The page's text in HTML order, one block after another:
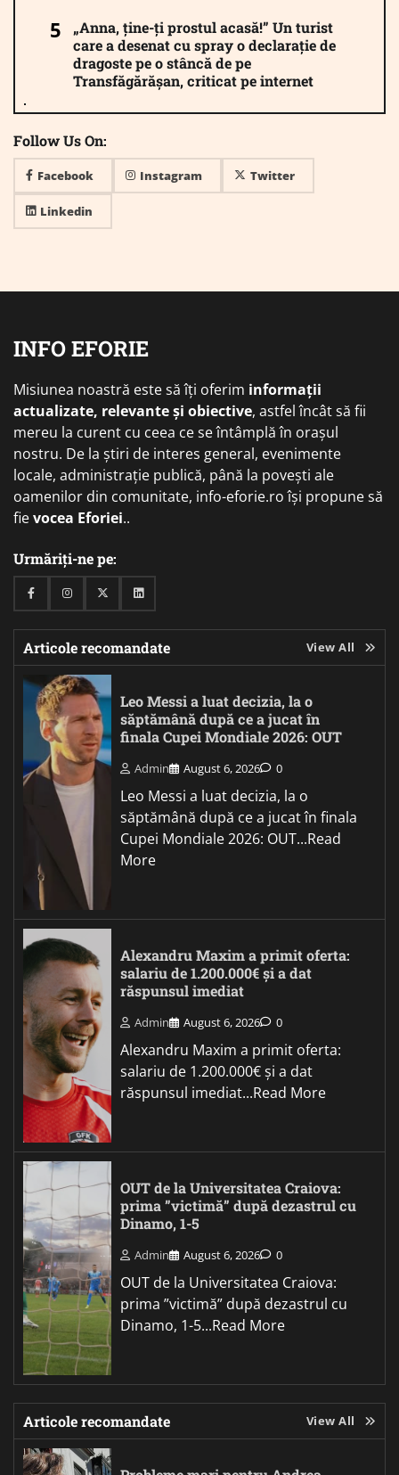
„Anna, ține-ți prostul acasă!” Un turist
care a desenat cu spray o declarație de
dragoste pe o stâncă de pe
Transfăgărășan, criticat pe internet
Follow Us On:
Facebook Instagram Twitter
Linkedin
INFO EFORIE
Misiunea noastră este să îți oferim informații
actualizate, relevante și obiective, astfel încât să fii
mereu la curent cu ceea ce se întâmplă în orașul
nostru. De la știri de interes general, evenimente
locale, administrație publică, până la povești ale
oamenilor din comunitate, info-eforie.ro își propune să
fievocea Eforiei..
Urmăriți-ne pe:
FacebookInstagramTwitterLinkedin
Articole recomandate View All
Leo Messi a luat decizia, la o
săptămână după ce a jucat în
finala Cupei Mondiale 2026: OUT
Admin August 6, 2026 0
Leo Messi a luat decizia, la o
săptămână după ce a jucat în finala
Cupei Mondiale 2026: OUT...Read
More
Alexandru Maxim a primit oferta:
salariu de 1.200.000€ și a dat
răspunsul imediat
Admin August 6, 2026 0
Alexandru Maxim a primit oferta:
salariu de 1.200.000€ și a dat
răspunsul imediat...Read More
OUT de la Universitatea Craiova:
prima ”victimă” după dezastrul cu
Dinamo, 1-5
Admin August 6, 2026 0
OUT de la Universitatea Craiova:
prima ”victimă” după dezastrul cu
Dinamo, 1-5...Read More
Articole recomandate View All